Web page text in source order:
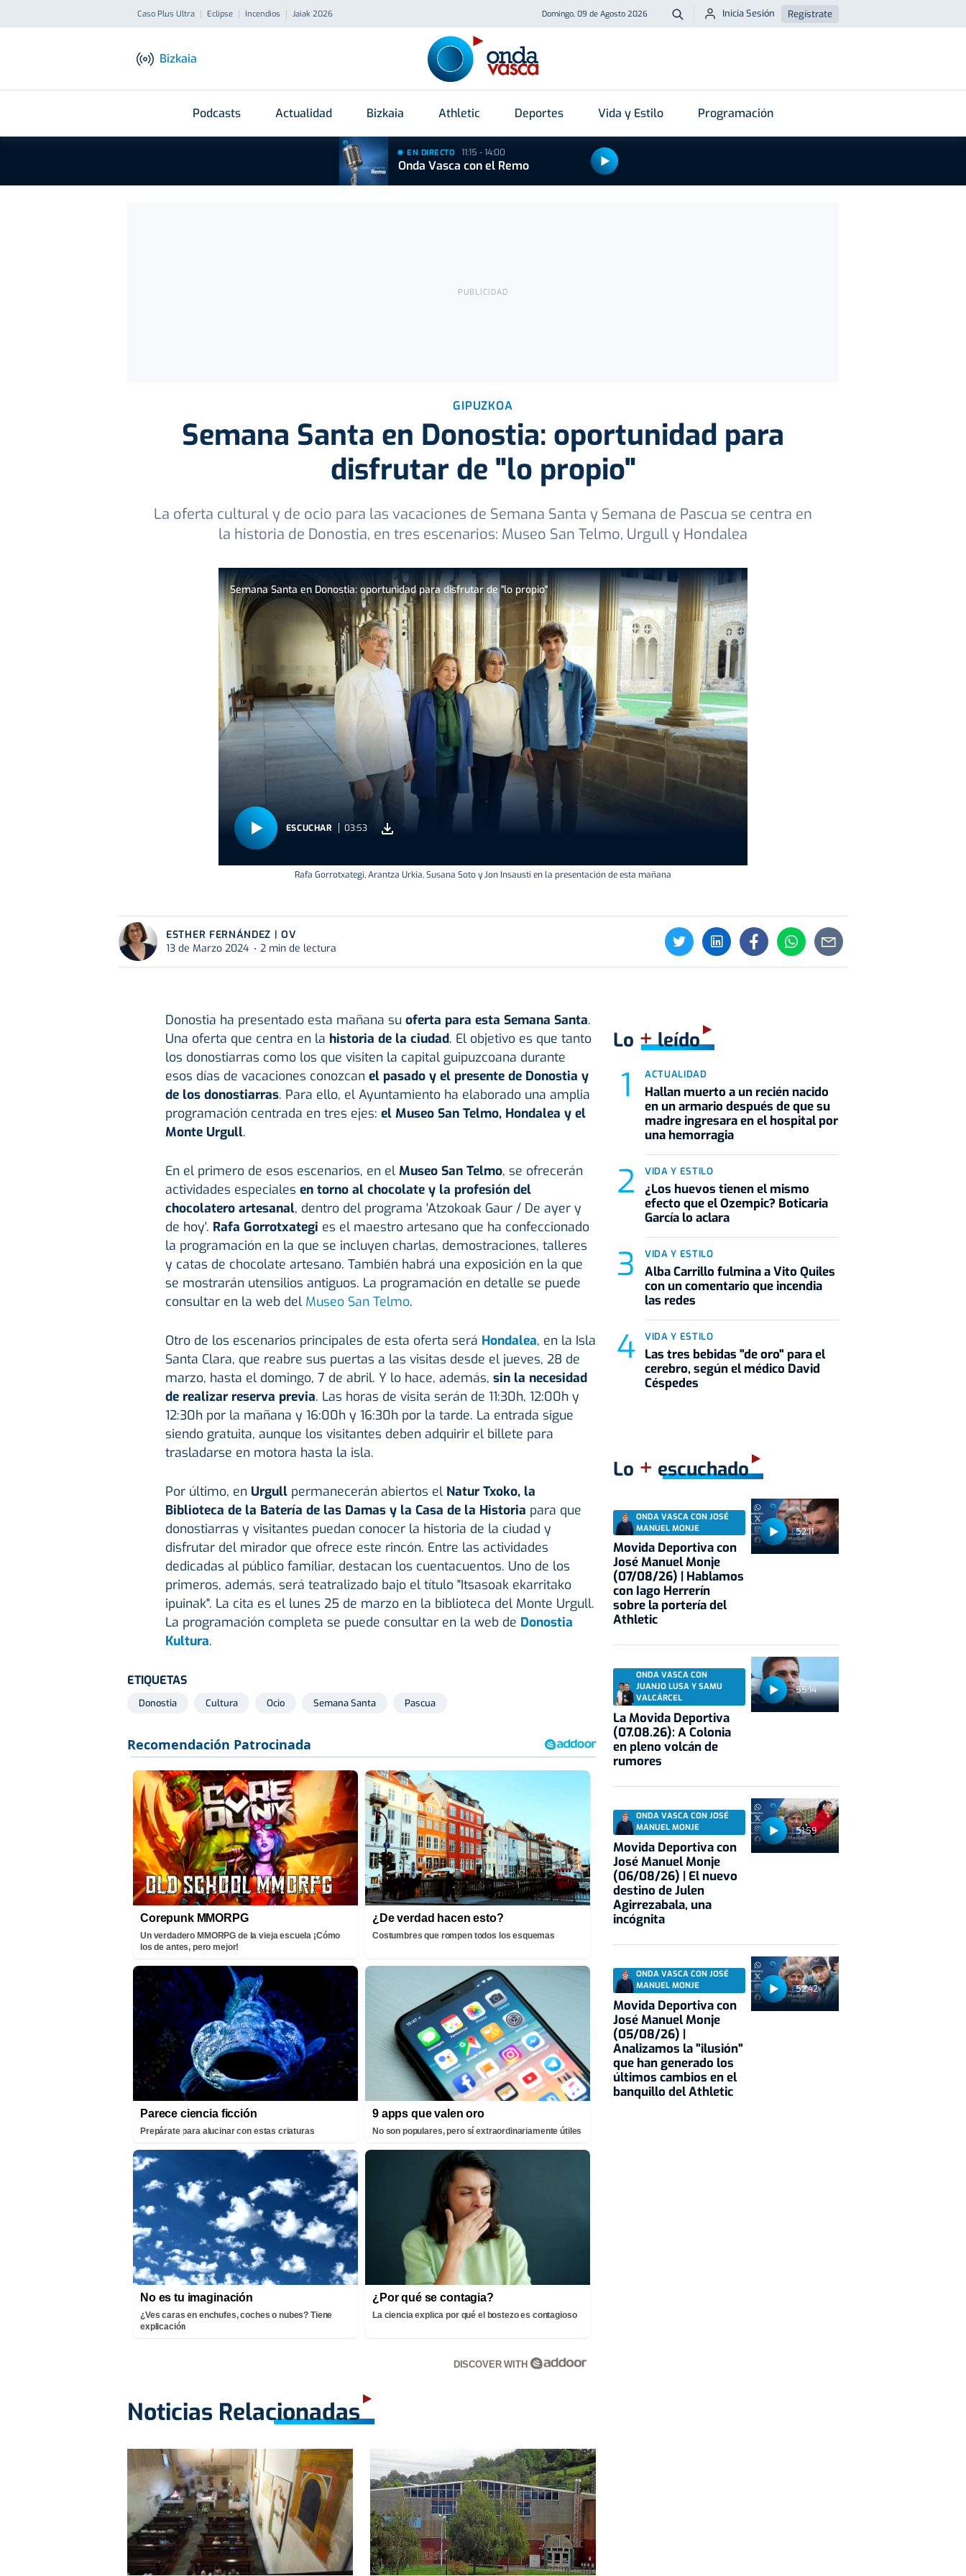
Caso Plus Ultra Eclipse Incendios Jaiak 2026 Domingo, 09 de Agosto 2026 Buscar
Inicia Sesión Regístrate
Bizkaia
Podcasts Actualidad Bizkaia Athletic Deportes Vida y Estilo Programación
EN DIRECTO 11:15 - 14:00
Onda Vasca con el Remo
GIPUZKOA
Semana Santa en Donostia: oportunidad para
disfrutar de "lo propio"
La oferta cultural y de ocio para las vacaciones de Semana Santa y Semana de Pascua se centra en
la historia de Donostia, en tres escenarios: Museo San Telmo, Urgull y Hondalea
Semana Santa en Donostia: oportunidad para disfrutar de "lo propio"
ESCUCHAR 03:53
Rafa Gorrotxategi, Arantza Urkia, Susana Soto y Jon Insausti en la presentación de esta mañana
ESTHER FERNÁNDEZ | OV
13 de Marzo 2024
2 min de lectura
Donostia ha presentado esta mañana su oferta para esta Semana Santa.
Una oferta que centra en la historia de la ciudad. El objetivo es que tanto
los donostiarras como los que visiten la capital guipuzcoana durante
esos días de vacaciones conozcan el pasado y el presente de Donostia y
de los donostiarras. Para ello, el Ayuntamiento ha elaborado una amplia
programación centrada en tres ejes: el Museo San Telmo, Hondalea y el
Monte Urgull.
En el primero de esos escenarios, en el Museo San Telmo, se ofrecerán
actividades especiales en torno al chocolate y la profesión del
chocolatero artesanal, dentro del programa 'Atzokoak Gaur / De ayer y
de hoy'. Rafa Gorrotxategi es el maestro artesano que ha confeccionado
la programación en la que se incluyen charlas, demostraciones, talleres
y catas de chocolate artesano. También habrá una exposición en la que
se mostrarán utensilios antiguos. La programación en detalle se puede
consultar en la web del Museo San Telmo.
Otro de los escenarios principales de esta oferta será Hondalea, en la Isla
Santa Clara, que reabre sus puertas a las visitas desde el jueves, 28 de
marzo, hasta el domingo, 7 de abril. Y lo hace, además, sin la necesidad
de realizar reserva previa. Las horas de visita serán de 11:30h, 12:00h y
12:30h por la mañana y 16:00h y 16:30h por la tarde. La entrada sigue
siendo gratuita, aunque los visitantes deben adquirir el billete para
trasladarse en motora hasta la isla.
Por último, en Urgullpermanecerán abiertos el Natur Txoko, la
Biblioteca de la Batería de las Damas y la Casa de la Historia para que
donostiarras y visitantes puedan conocer la historia de la ciudad y
disfrutar del mirador que ofrece este rincón. Entre las actividades
dedicadas al público familiar, destacan los cuentacuentos. Uno de los
primeros, además, será teatralizado bajo el título "Itsasoak ekarritako
ipuinak". La cita es el lunes 25 de marzo en la biblioteca del Monte Urgull.
La programación completa se puede consultar en la web de Donostia
Kultura.
ETIQUETAS
Donostia Cultura Ocio Semana Santa Pascua
Corepunk MMORPG
Un verdadero MMORPG de la vieja escuela ¡Cómo
los de antes, pero mejor!
¿De verdad hacen esto?
Costumbres que rompen todos los esquemas
Parece ciencia ficción
Prepárate para alucinar con estas criaturas
9 apps que valen oro
No son populares, pero sí extraordinariamente útiles
No es tu imaginación
¿Ves caras en enchufes, coches o nubes? Tiene
explicación
¿Por qué se contagia?
La ciencia explica por qué el bostezo es contagioso
DISCOVER WITH
Noticias Relacionadas
Lo +leído
ACTUALIDAD
Hallan muerto a un recién nacido
en un armario después de que su
madre ingresara en el hospital por
una hemorragia
VIDA Y ESTILO
¿Los huevos tienen el mismo
efecto que el Ozempic? Boticaria
García lo aclara
VIDA Y ESTILO
Alba Carrillo fulmina a Vito Quiles
con un comentario que incendia
las redes
VIDA Y ESTILO
Las tres bebidas "de oro" para el
cerebro, según el médico David
Céspedes
Lo + escuchado
52:11
ONDA VASCA CON JOSÉ
MANUEL MONJE
Movida Deportiva con
José Manuel Monje
(07/08/26) | Hablamos
con Iago Herrerín
sobre la portería del
Athletic
55:14
ONDA VASCA CON
JUANJO LUSA Y SAMU
VALCÁRCEL
La Movida Deportiva
(07.08.26): A Colonia
en pleno volcán de
rumores
51:59
ONDA VASCA CON JOSÉ
MANUEL MONJE
Movida Deportiva con
José Manuel Monje
(06/08/26) | El nuevo
destino de Julen
Agirrezabala, una
incógnita
52:42
ONDA VASCA CON JOSÉ
MANUEL MONJE
Movida Deportiva con
José Manuel Monje
(05/08/26) |
Analizamos la "ilusión"
que han generado los
últimos cambios en el
banquillo del Athletic